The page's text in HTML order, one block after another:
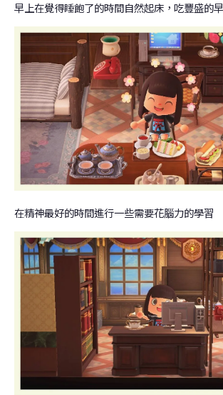
早上在覺得睡飽了的時間自然起床，吃豐盛的
在精神最好的時間進行一些需要花腦力的學習